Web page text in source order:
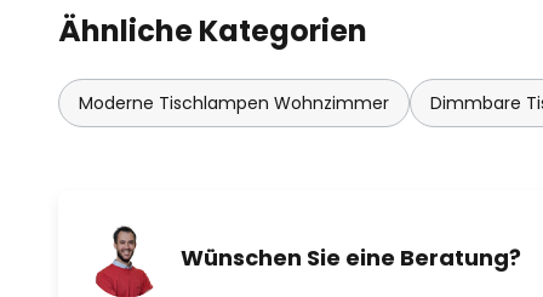
Ähnliche Kategorien
Moderne Tischlampen Wohnzimmer Dimmbare
Wünschen Sie eine Beratung?